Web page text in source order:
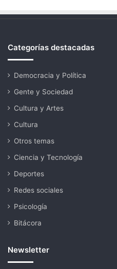
Categorías destacadas
Democracia y Política
Gente y Sociedad
Cultura y Artes
Cultura
Otros temas
Ciencia y Tecnología
Deportes
Redes sociales
Psicología
Bitácora
Newsletter